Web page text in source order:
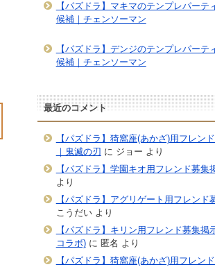
【パズドラ】マキマのテンプレパーテ
候補｜チェンソーマン
【パズドラ】デンジのテンプレパーテ
候補｜チェンソーマン
最近のコメント
【パズドラ】猗窩座(あかざ)用フレン
｜鬼滅の刃 に ジョー より
【パズドラ】学園キオ用フレンド募集
より
【パズドラ】アグリゲート用フレンド
こうだいより
【パズドラ】キリン用フレンド募集掲
コラボ)に 匿名 より
【パズドラ】猗窩座(あかざ)用フレン